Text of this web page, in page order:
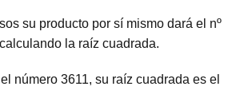
su producto por sí mismo dará el nº
la raíz cuadrada.
número 3611, su raíz cuadrada es el